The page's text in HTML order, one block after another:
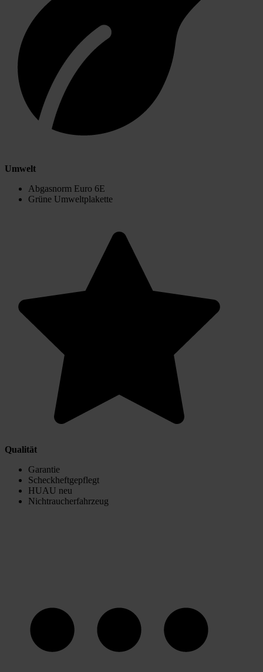
Umwelt
Abgasnorm Euro 6E
Grüne Umweltplakette
Qualität
Garantie
Scheckheftgepflegt
HUAU neu
Nichtraucherfahrzeug